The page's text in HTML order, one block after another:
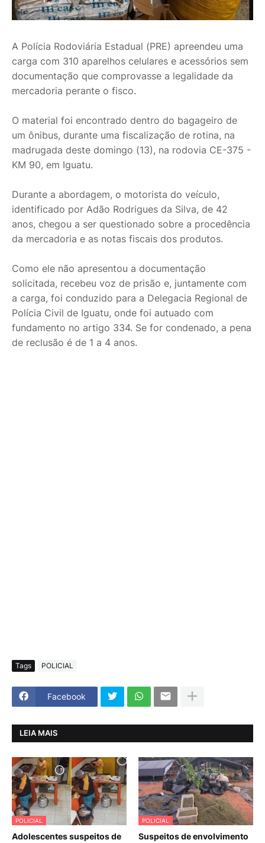
A Polícia Rodoviária Estadual (PRE) apreendeu uma
carga com 310 aparelhos celulares e acessórios sem
documentação que comprovasse a legalidade da
mercadoria perante o fisco.
O material foi encontrado dentro do bagageiro de
um ônibus, durante uma fiscalização de rotina, na
madrugada deste domingo (13), na rodovia CE-375 -
KM 90, em Iguatu.
Durante a abordagem, o motorista do veículo,
identificado por Adão Rodrigues da Silva, de 42
anos, chegou a ser questionado sobre a procedência
da mercadoria e as notas fiscais dos produtos.
Como ele não apresentou a documentação
solicitada, recebeu voz de prisão e, juntamente com
a carga, foi conduzido para a Delegacia Regional de
Polícia Civil de Iguatu, onde foi autuado com
fundamento no artigo 334. Se for condenado, a pena
de reclusão é de 1 a 4 anos.
Tags POLICIAL
Facebook
LEIA MAIS
POLICIAL
Adolescentes suspeitos de
POLICIAL
Suspeitos de envolvimento